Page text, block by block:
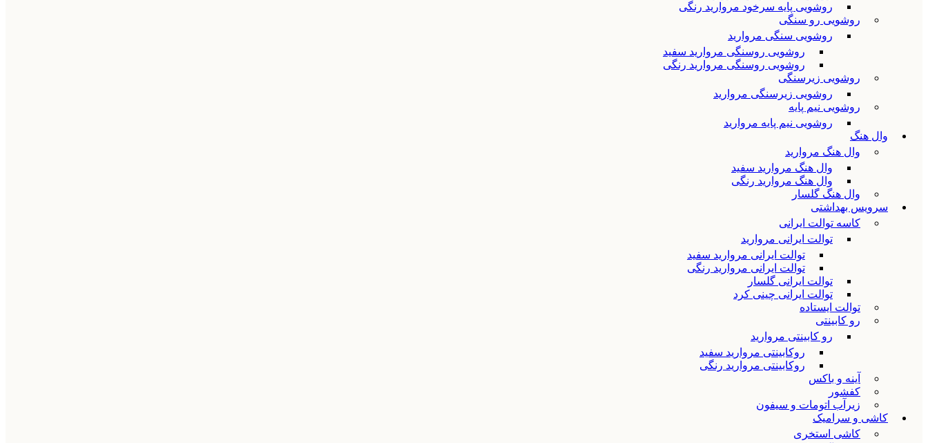
روشویی پایه سرخود مروارید رنگی
روشویی رو سنگی
روشویی سنگی مروارید
روشویی روسنگی مروارید سفید
روشویی روسنگی مروارید رنگی
روشویی زیرسنگی
روشویی زیرسنگی مروارید
روشویی نیم پایه
روشویی نیم پایه مروارید
وال هنگ
وال هنگ مروارید
وال هنگ مروارید سفید
وال هنگ مروارید رنگی
وال هنگ گلسار
سرویس بهداشتی
کاسه توالت ایرانی
توالت ایرانی مروارید
توالت ایرانی مروارید سفید
توالت ایرانی مروارید رنگی
توالت ایرانی گلسار
توالت ایرانی چینی کرد
توالت ایستاده
رو کابینتی
رو کابینتی مروارید
روکابینتی مروارید سفید
روکابینتی مروارید رنگی
آینه و باکس
کفشور
زیرآب اتومات و سیفون
کاشی و سرامیک
کاشی استخری